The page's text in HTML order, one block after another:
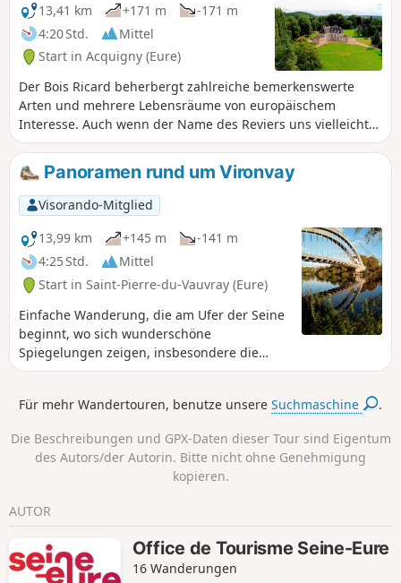
13,41 km
+171 m
-171 m
4:20 Std.
Mittel
Start in Acquigny (Eure)
Der Bois Ricard beherbergt zahlreiche bemerkenswerte
Arten und mehrere Lebensräume von europäischem
Interesse. Auch wenn der Name des Reviers uns vielleicht
ein leichtes Lächeln entlockt, ist er nach einem Wald
benannt, den Sie im Eure-Tal gerne durchstreifen werden.
Ideal zu jeder Jahreszeit, genießen Sie sowohl den Charme
des Dorfes Acquigny als auch die Farbenpracht einer
unberührten Natur.
Panoramen rund um Vironvay
Visorando-Mitglied
13,99 km
+145 m
-141 m
4:25 Std.
Mittel
Start in Saint-Pierre-du-Vauvray (Eure)
Einfache Wanderung, die am Ufer der Seine
beginnt, wo sich wunderschöne
Spiegelungen zeigen, insbesondere die
typische Brücke von Saint-Pierre-du-Vauvray.
in den Wald, von wo aus man das Dorf
Panorama von Vironvay mit den Dörfern,
Hügeln, der Brücke, Château-Gaillard, den
Mäandern der Seine usw. entdecken kann.
Auf dieser Strecke bieten sich dem
Betrachter, der sich Zeit nehmen möchte,
häufig kleine Panoramablicke.
Für mehr Wandertouren, benutze unsereSuchmaschine .
Die Beschreibungen und GPX-Daten dieser Tour sind Eigentum
des Autors/der Autorin. Bitte nicht ohne Genehmigung
kopieren.
AUTOR
Office de Tourisme Seine-Eure
16 Wanderungen